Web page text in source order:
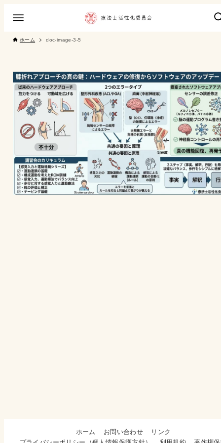
ホーム doc-image-3-5
ホーム お問い合わせ
リンク